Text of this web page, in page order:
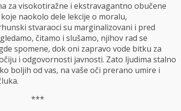
za visokotiražne i ekstravagantno obučene
koje naokolo dele lekcije o moralu,
stvaraoci su marginalizovani i pred
čitamo i slušamo, njihov rad se
spomene, dok oni zapravo vode bitku za
i odgovornosti javnosti. Zato ljudima stalno
boljih od vas, na vaše oči prerano umire i
***